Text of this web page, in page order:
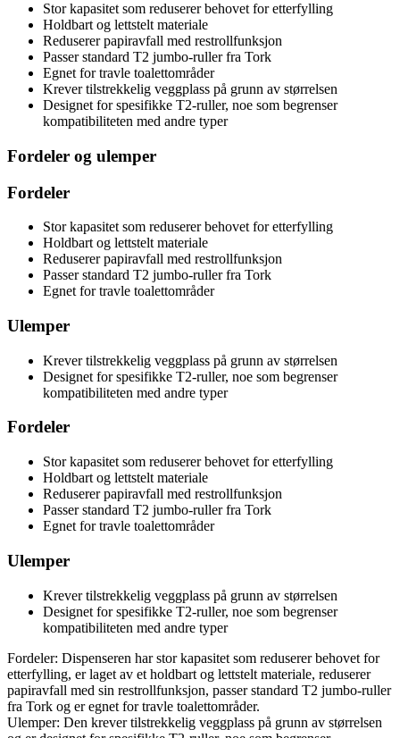
Stor kapasitet som reduserer behovet for etterfylling
Holdbart og lettstelt materiale
Reduserer papiravfall med restrollfunksjon
Passer standard T2 jumbo-ruller fra Tork
Egnet for travle toalettområder
Krever tilstrekkelig veggplass på grunn av størrelsen
Designet for spesifikke T2-ruller, noe som begrenser
kompatibiliteten med andre typer
Fordeler og ulemper
Fordeler
Stor kapasitet som reduserer behovet for etterfylling
Holdbart og lettstelt materiale
Reduserer papiravfall med restrollfunksjon
Passer standard T2 jumbo-ruller fra Tork
Egnet for travle toalettområder
Ulemper
Krever tilstrekkelig veggplass på grunn av størrelsen
Designet for spesifikke T2-ruller, noe som begrenser
kompatibiliteten med andre typer
Fordeler
Stor kapasitet som reduserer behovet for etterfylling
Holdbart og lettstelt materiale
Reduserer papiravfall med restrollfunksjon
Passer standard T2 jumbo-ruller fra Tork
Egnet for travle toalettområder
Ulemper
Krever tilstrekkelig veggplass på grunn av størrelsen
Designet for spesifikke T2-ruller, noe som begrenser
kompatibiliteten med andre typer
Fordeler: Dispenseren har stor kapasitet som reduserer behovet for
etterfylling, er laget av et holdbart og lettstelt materiale, reduserer
papiravfall med sin restrollfunksjon, passer standard T2 jumbo-ruller
fra Tork og er egnet for travle toalettområder.
Ulemper: Den krever tilstrekkelig veggplass på grunn av størrelsen